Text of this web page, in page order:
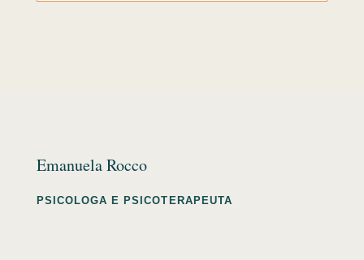
Emanuela Rocco
PSICOLOGA E PSICOTERAPEUTA